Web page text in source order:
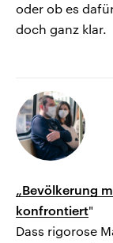
oder ob es
doch ganz klar.
„Bevölkerung
konfrontiert"
Dass rigorose